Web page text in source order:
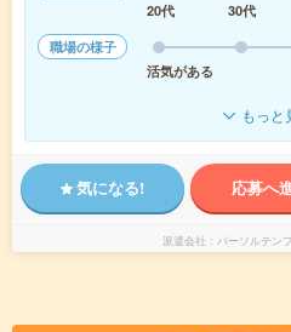
20代
30代
職場の様子
活気がある
もっと
気になる! 応募へ
派遣会社 パーソルテン